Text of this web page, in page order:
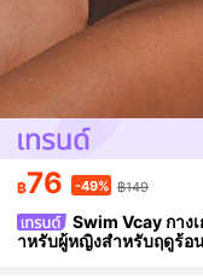
฿76 -49% ฿149
Swim Vcay กาง
ำหรับผู้หญิงสำหรับฤดูร้อ